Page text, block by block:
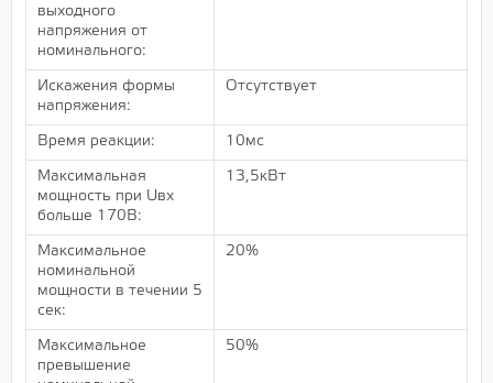
выходного
напряжения от
номинального:
Искажения формы
напряжения:
Отсутствует
Время реакции: 10мс
Максимальная
мощность при Uвх
больше 170В:
13,5кВт
Максимальное
номинальной
мощности в течении 5
сек:
20%
Максимальное
превышение
50%